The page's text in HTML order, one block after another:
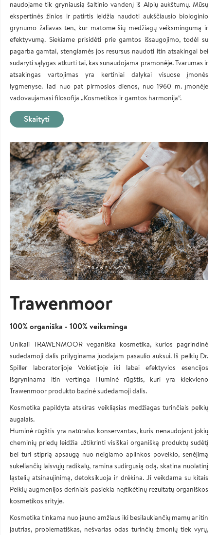
naudojame tik gryniausią šaltinio vandenį iš Alpių aukštumų. Mūsų
ekspertinės žinios ir patirtis leidžia naudoti aukščiausio biologinio
grynumo žaliavas ten, kur matome šių medžiagų veiksmingumą ir
efektyvumą. Siekiame prisidėti prie gamtos išsaugojimo, todėl su
pagarba gamtai, stengiamės jos resursus naudoti itin atsakingai bei
sudaryti sąlygas atkurti tai, kas sunaudojama pramonėje. Tvarumas ir
atsakingas vartojimas yra kertiniai dalykai visuose įmonės
lygmenyse. Tad nuo pat pirmosios dienos, nuo 1960 m. įmonėje
vadovaujamasi filosofija „Kosmetikos ir gamtos harmonija“.
Skaityti
Trawenmoor
100% organiška - 100% veiksminga
Unikali TRAWENMOOR veganiška kosmetika, kurios pagrindinė
sudedamoji dalis prilyginama juodajam pasaulio auksui. Iš pelkių Dr.
Spiller laboratorijoje Vokietijoje iki labai efektyvios esencijos
išgryninama itin vertinga Huminė rūgštis, kuri yra kiekvieno
Trawenmoor produkto bazinė sudedamoji dalis.
Kosmetika papildyta atskiras veikliąsias medžiagas turinčiais pelkių
augalais.
Huminė rūgštis yra natūralus konservantas, kuris nenaudojant jokių
cheminių priedų leidžia užtikrinti visiškai organišką produktų sudėtį
bei turi stiprią apsaugą nuo neigiamo aplinkos poveikio, senėjimą
sukeliančių laisvųjų radikalų, ramina sudirgusią odą, skatina nuolatinį
ląstelių atsinaujinimą, detoksikuoja ir drėkina. Ji veikdama su kitais
Pelkių augmenijos deriniais pasiekia neįtikėtinų rezultatų organiškos
kosmetikos srityje.
Kosmetika tinkama nuo jauno amžiaus iki besilaukiančių mamų ar itin
jautrias, problematiškas, nešvarias odas turinčių žmonių tiek vyrų,